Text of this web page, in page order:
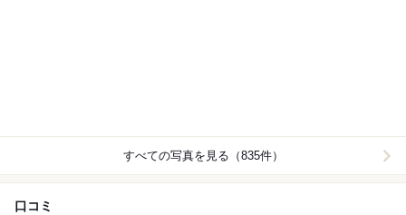
すべての写真を見る（835件）
口コミ